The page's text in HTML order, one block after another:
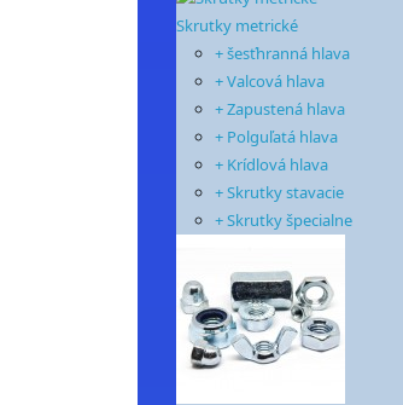
Skrutky metrické
+ šesťhranná hlava
+ Valcová hlava
+ Zapustená hlava
+ Polguľatá hlava
+ Krídlová hlava
+ Skrutky stavacie
+ Skrutky špecialne